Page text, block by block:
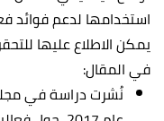
استخدامها لدعم فوائد
يمكن الاطلاع عليها
في المقال: